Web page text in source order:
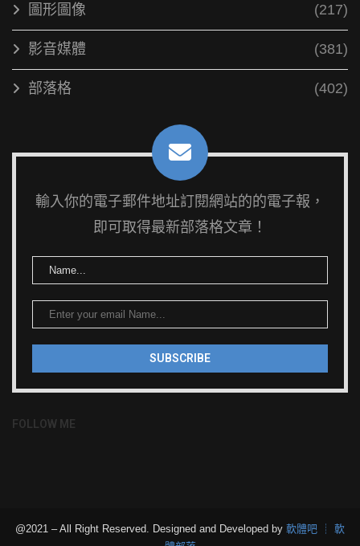
圖形圖像 (217)
影音媒體 (381)
部落格 (402)
輸入你的電子郵件地址訂閱網站的的電子報，
即可取得最新部落格文章！
FOLLOW ME
@2021 – All Right Reserved. Designed and Developed by 軟體吧 ┊ 軟